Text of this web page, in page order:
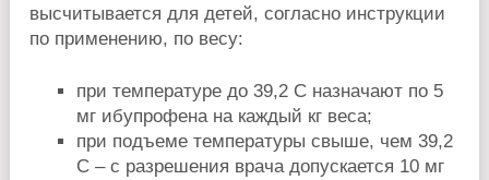
высчитывается для детей, согласно инструкции
по применению, по весу:
при температуре до 39,2 C назначают по 5
мг ибупрофена на каждый кг веса;
при подъеме температуры свыше, чем 39,2
C – с разрешения врача допускается 10 мг